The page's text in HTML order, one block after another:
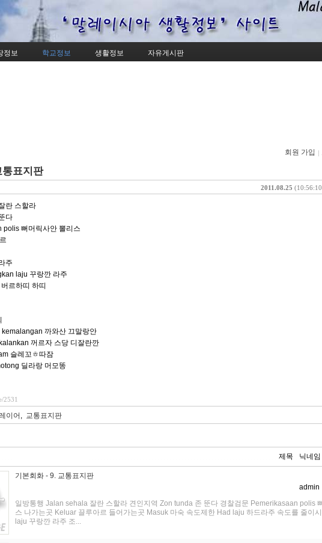
정보 학교정보 생활정보 자유게시판
회원 가입
표지판
2011.08.25
란 스할라
다
polis 뻐머릭사안 뽈리스
주
laju 꾸랑깐 라주
르하띠 하띠
까와산 끄말랑안
꺼르자 스당 디잘란깐
슬레꼬ㅎ따잠
딜라랑 머모똥
2531
이어 , 교통표지판
제목 닉네임
기본회화 - 9. 교통표지판
admin
일방통행 Jalan sehala 잘란 스할라 견인지역 Zon tunda 존 뚠다 경찰검문 Pemerikasaan polis
스 나가는곳 Keluar 끌루아르 들어가는곳 Masuk 마숙 속도제한 Had laju 하드라주 속도를 줄이
laju 꾸랑깐 라주 조...